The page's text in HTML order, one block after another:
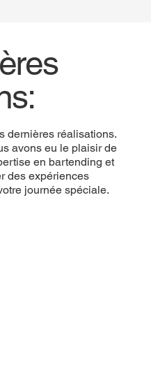
dernières réalisations.
avons eu le plaisir de
en bartending et
des expériences
journée spéciale.